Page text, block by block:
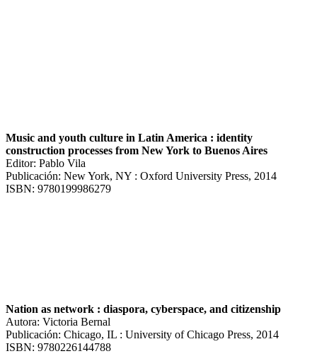
Music and youth culture in Latin America : identity
construction processes from New York to Buenos Aires
Editor: Pablo Vila
Publicación: New York, NY : Oxford University Press, 2014
ISBN: 9780199986279
Nation as network : diaspora, cyberspace, and citizenship
Autora: Victoria Bernal
Publicación: Chicago, IL : University of Chicago Press, 2014
ISBN: 9780226144788